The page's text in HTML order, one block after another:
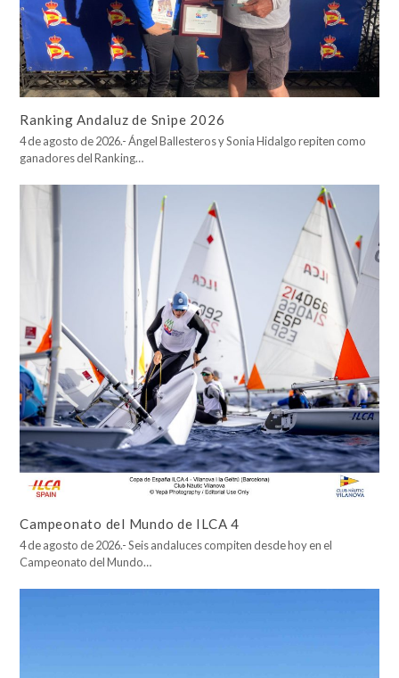
Ranking Andaluz de Snipe 2026
4 de agosto de 2026.- Ángel Ballesteros y Sonia Hidalgo repiten como
ganadores del Ranking…
Campeonato del Mundo de ILCA 4
4 de agosto de 2026.- Seis andaluces compiten desde hoy en el
Campeonato del Mundo…